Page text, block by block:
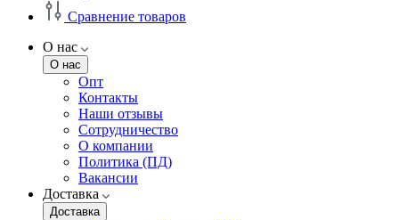
Сравнение товаров
О нас
О нас
Опт
Контакты
Наши отзывы
Сотрудничество
О компании
Политика (ПД)
Вакансии
Доставка
Доставка